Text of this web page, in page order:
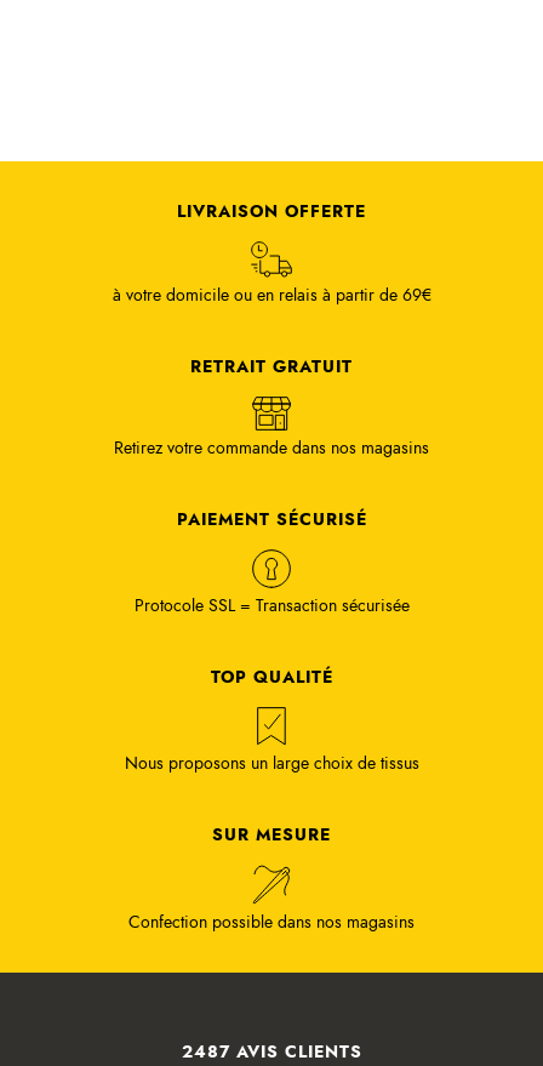
LIVRAISON OFFERTE
à votre domicile ou en relais à partir de 69€
RETRAIT GRATUIT
Retirez votre commande dans nos magasins
PAIEMENT SÉCURISÉ
Protocole SSL = Transaction sécurisée
TOP QUALITÉ
Nous proposons un large choix de tissus
SUR MESURE
Confection possible dans nos magasins
2487 AVIS CLIENTS